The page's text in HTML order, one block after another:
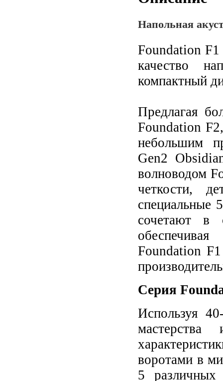
Напольная
Foundation F1
качество
компактный
Предлагая
Foundation
небольшим
Gen2
волноводом
четкости,
специальные
сочетают в
Foundation
Серия
Используя
мастерства
воротами в
5 различных